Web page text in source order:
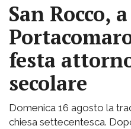
San Rocco, a
festa
secolare
Domenica 16 agosto la
chiesa settecentesca.